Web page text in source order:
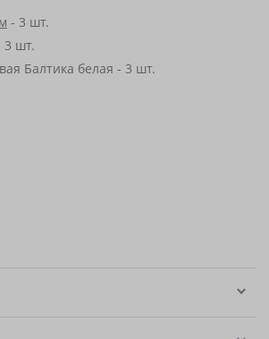
- 3 шт.
3 шт.
Балтика белая - 3 шт.